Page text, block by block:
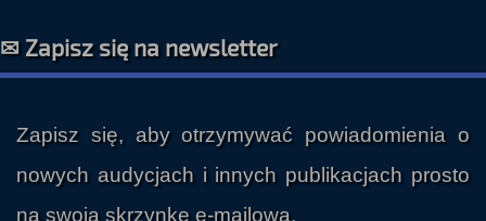
✉ Zapisz się na newsletter
Zapisz się, aby otrzymywać powiadomienia o
nowych audycjach i innych publikacjach prosto